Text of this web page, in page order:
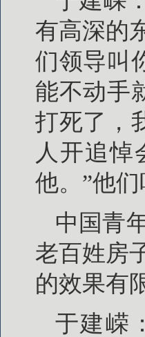
有高深的
们领导叫
能不动手
打死了，
人开追
他。”他们
中国青
老百姓房
的效果有
于建嵘